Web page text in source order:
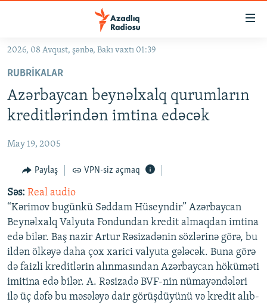
Əsas
qayıt
Əsas
naviqasiyaya
qayıt
#İZAHLA
KORRUPSIOMETR
FƏRQƏ BAX
QANUNI DOĞRU
ARAŞDIRMA
MULTIMEDIA
VIDEO
FOTOQALEREYA
İNFOQRAFIKA
KARIKATURA
RADIO ARXIV
OXU ZALI
AZƏRBAYCAN ƏDƏBIYYATI KITABXANASI
İSLAM VƏ DEMOKRATIYA
HAQQIMIZDA
MISSIYAMIZ
PEŞƏ ETIKASI VƏ JURNALISTIKA STANDARTLARIMIZ
2026, 08 Avqust, şənbə, Bakı vaxtı 01:39
RUBRIKALAR
Azərbaycan beynəlxalq qurumların
kreditlərindən imtina edəcək
May 19, 2005
Paylaş VPN-siz açmaq
Səs: Real audio
“Kərimov bugünkü Səddam Hüseyndir” Azərbaycan
Beynəlxalq Valyuta Fondundan kredit almaqdan imtina
edə bilər. Baş nazir Artur Rəsizadənin sözlərinə görə, bu
ildən ölkəyə daha çox xarici valyuta gələcək. Buna görə
də faizli kreditlərin alınmasından Azərbaycan höküməti
imitina edə bilər. A. Rəsizadə BVF-nin nümayəndələri
ilə üç dəfə bu məsələyə dair görüşdüyünü və kredit alıb-